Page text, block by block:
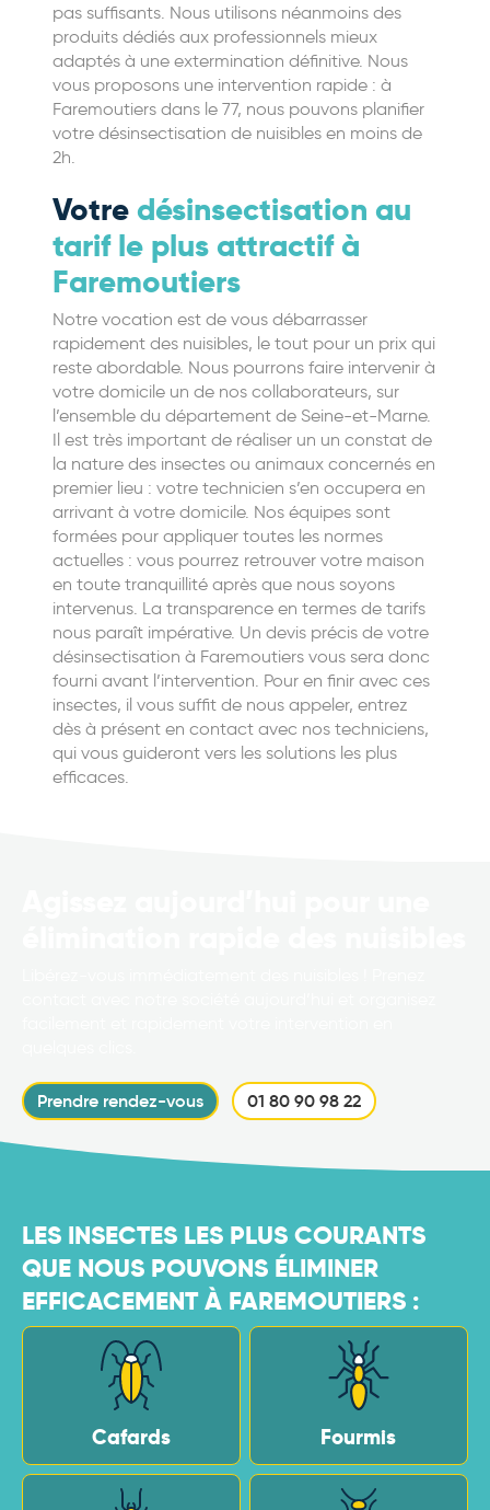
pas suffisants. Nous utilisons néanmoins des
produits dédiés aux professionnels mieux
adaptés à une extermination définitive. Nous
vous proposons une intervention rapide : à
Faremoutiers dans le 77, nous pouvons planifier
votre désinsectisation de nuisibles en moins de
2h.
Votre désinsectisation au
tarif le plus attractif à
Faremoutiers
Notre vocation est de vous débarrasser
rapidement des nuisibles, le tout pour un prix qui
reste abordable. Nous pourrons faire intervenir à
votre domicile un de nos collaborateurs, sur
l’ensemble du département de Seine-et-Marne.
Il est très important de réaliser un un constat de
la nature des insectes ou animaux concernés en
premier lieu : votre technicien s’en occupera en
arrivant à votre domicile. Nos équipes sont
formées pour appliquer toutes les normes
actuelles : vous pourrez retrouver votre maison
en toute tranquillité après que nous soyons
intervenus. La transparence en termes de tarifs
nous paraît impérative. Un devis précis de votre
désinsectisation à Faremoutiers vous sera donc
fourni avant l’intervention. Pour en finir avec ces
insectes, il vous suffit de nous appeler, entrez
dès à présent en contact avec nos techniciens,
qui vous guideront vers les solutions les plus
efficaces.
Prendre rendez-vous 01 80 90 98 22
LES INSECTES LES PLUS COURANTS
QUE NOUS POUVONS ÉLIMINER
EFFICACEMENT À FAREMOUTIERS :
Cafards Fourmis